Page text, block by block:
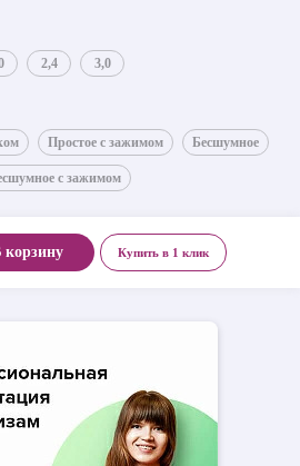
2,4 3,0
Простое с зажимом Бесшумное
с зажимом
корзину Купить в 1 клик